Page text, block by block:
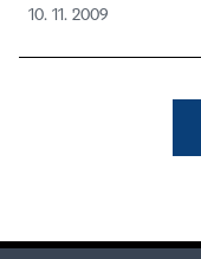
10. 11. 2009